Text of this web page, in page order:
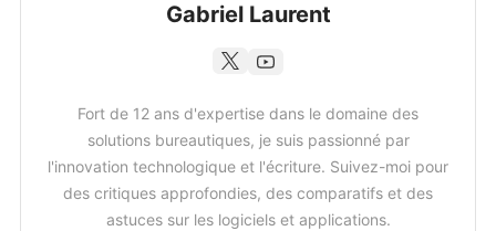
Gabriel Laurent
Fort de 12 ans d'expertise dans le domaine des
solutions bureautiques, je suis passionné par
l'innovation technologique et l'écriture. Suivez-moi pour
des critiques approfondies, des comparatifs et des
astuces sur les logiciels et applications.